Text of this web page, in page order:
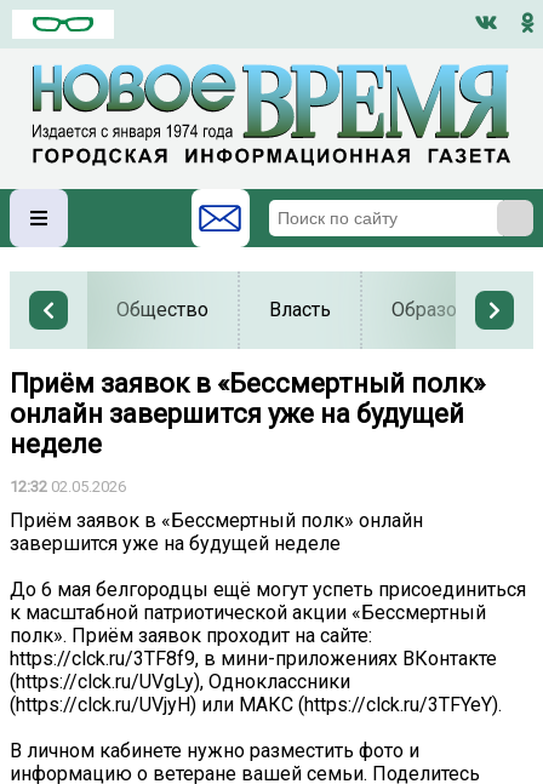
Общество Власть Образование
Приём заявок в «Бессмертный полк»
онлайн завершится уже на будущей
неделе
12:32 02.05.2026
Приём заявок в «Бессмертный полк» онлайн
завершится уже на будущей неделе
До 6 мая белгородцы ещё могут успеть присоединиться
к масштабной патриотической акции «Бессмертный
полк». Приём заявок проходит на сайте:
https://clck.ru/3TF8f9, в мини-приложениях ВКонтакте
(https://clck.ru/UVgLy), Одноклассники
(https://clck.ru/UVjyH) или МАКС (https://clck.ru/3TFYeY).
В личном кабинете нужно разместить фото и
информацию о ветеране вашей семьи. Поделитесь